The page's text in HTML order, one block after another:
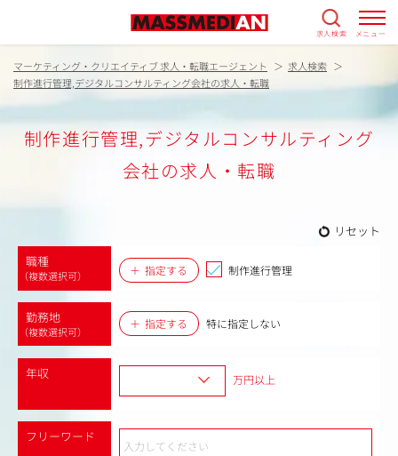
求人検索 メニュー
マーケティング・クリエイティブ 求人・転職エージェント
求人検索
制作進行管理,デジタルコンサルティング会社の求人・転職
制作進行管理,デジタルコンサルティング
会社の求人・転職
リセット
職種
（複数選択可） 指定する 制作進行管理
勤務地
（複数選択可）
指定する 特に指定しない
年収 万円以上
フリーワード